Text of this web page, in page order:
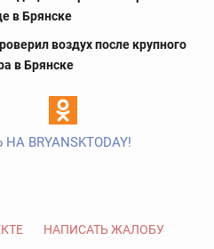
в Брянске
воздух после крупного
в Брянске
BRYANSKTODAY!
НАПИСАТЬ ЖАЛОБУ